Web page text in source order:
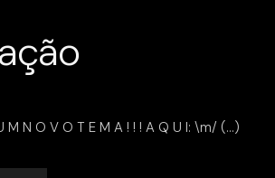
M N O V O T E M A ! ! ! A Q U I: \m/